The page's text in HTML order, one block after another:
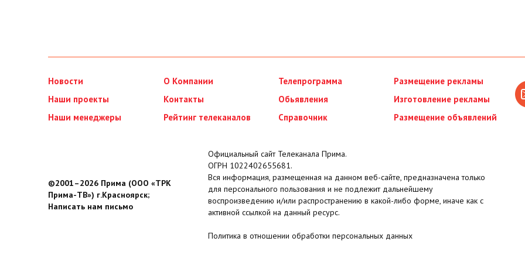
Новости
Наши проекты
Наши менеджеры
О Компании
Контакты
Рейтинг телеканалов
Телепрограмма
Обьявления
Справочник
Размещение рекламы
Изготовление рекламы
Размещение объявлений
©2001–2026 Прима (ООО «ТРК
Прима-ТВ») г.Красноярск;
Написать нам письмо
Официальный сайт Телеканала Прима.
ОГРН 1022402655681.
Вся информация, размещенная на данном веб-сайте, предназначена только
для персонального пользования и не подлежит дальнейшему
воспроизведению и/или распространению в какой-либо форме, иначе как с
активной ссылкой на данный ресурс.
Политика в отношении обработки персональных данных